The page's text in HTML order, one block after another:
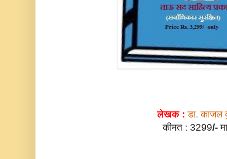
लेखक :डा. काजल
कीमत : 3299/-